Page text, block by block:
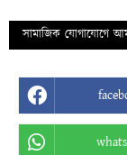
সামাজিক যোগাযোগে